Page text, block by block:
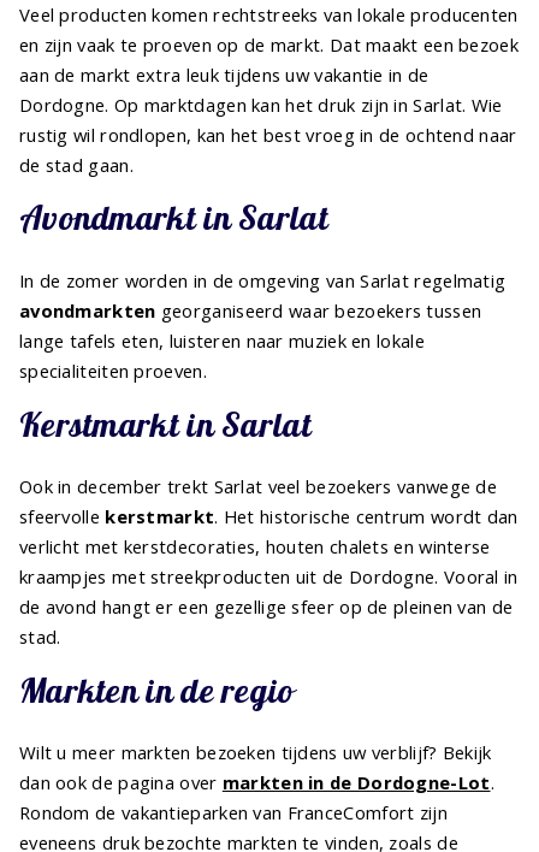
Veel producten komen rechtstreeks van lokale producenten
en zijn vaak te proeven op de markt. Dat maakt een bezoek
aan de markt extra leuk tijdens uw vakantie in de
Dordogne. Op marktdagen kan het druk zijn in Sarlat. Wie
rustig wil rondlopen, kan het best vroeg in de ochtend naar
de stad gaan.
Avondmarkt in Sarlat
In de zomer worden in de omgeving van Sarlat regelmatig
avondmarkten georganiseerd waar bezoekers tussen
lange tafels eten, luisteren naar muziek en lokale
specialiteiten proeven.
Kerstmarkt in Sarlat
Ook in december trekt Sarlat veel bezoekers vanwege de
sfeervolle kerstmarkt. Het historische centrum wordt dan
verlicht met kerstdecoraties, houten chalets en winterse
kraampjes met streekproducten uit de Dordogne. Vooral in
de avond hangt er een gezellige sfeer op de pleinen van de
stad.
Markten in de regio
Wilt u meer markten bezoeken tijdens uw verblijf? Bekijk
dan ook de pagina over markten in de Dordogne-Lot.
Rondom de vakantieparken van FranceComfort zijn
eveneens druk bezochte markten te vinden, zoals de